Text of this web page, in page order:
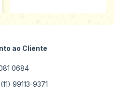
ao Cliente
0684
99113-9371